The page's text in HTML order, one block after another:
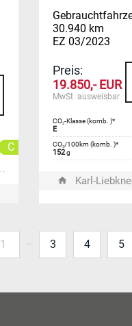
C
30.940 km
EZ 03/2023
Preis:
19.850,- EUR
MwSt. ausweisbar
CO₂-Klasse (komb. )*
E
CO₂/100km (komb. )*
152g
Karl-
1 … 3 4 5